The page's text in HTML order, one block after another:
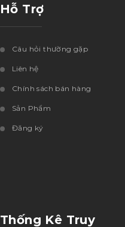
Hỗ Trợ
Câu hỏi thường gặp
Liên hệ
Chính sách bán hàng
Sản Phẩm
Đăng ký
Thống Kê Truy